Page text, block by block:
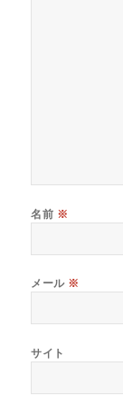
名前 ※
メール ※
サイト